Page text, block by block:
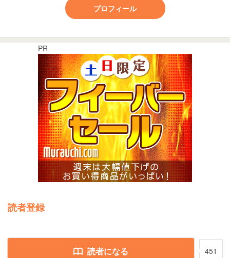
プロフィール
PR
読者登録
読者になる 451